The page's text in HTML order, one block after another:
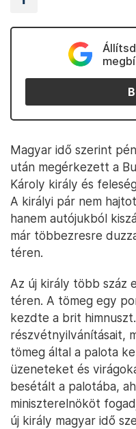
Magyar idő szerint
után megérkezett a
Károly király és
A királyi pár nem
hanem autójukból
már többezresre
téren.
Az új király több száz
téren. A tömeg egy
kezdte a brit
részvétnyilvánításait,
tömeg által a palota
üzeneteket és
besétált a palotába,
miniszterelnököt
új király magyar idő